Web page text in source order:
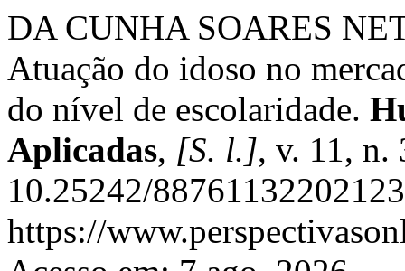
DA CUNHA SOARES
Atuação do idoso no
do nível de escolaridade.
Aplicadas, [S. l.], v. 11, n.
10.25242/
https://